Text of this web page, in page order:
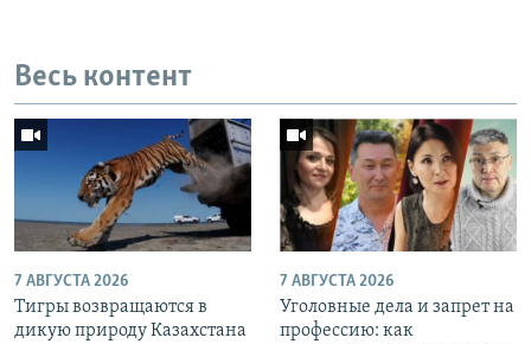
Весь контент
7 АВГУСТА 2026
Тигры возвращаются в
дикую природу Казахстана
7 АВГУСТА 2026
Уголовные дела и запрет на
профессию: как